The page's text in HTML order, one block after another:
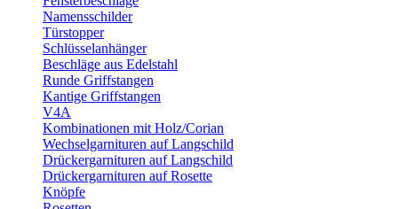
Namensschilder
Türstopper
Schlüsselanhänger
Beschläge aus Edelstahl
Runde Griffstangen
Kantige Griffstangen
V4A
Kombinationen mit Holz/Corian
Wechselgarnituren auf Langschild
Drückergarnituren auf Langschild
Drückergarnituren auf Rosette
Knöpfe